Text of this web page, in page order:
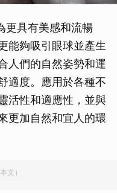
更具有美感和流暢
能夠吸引眼球並產生
人們的自然姿勢和運
適度。應用於各種不
活性和適應性，並與
更加自然和宜人的環
文）